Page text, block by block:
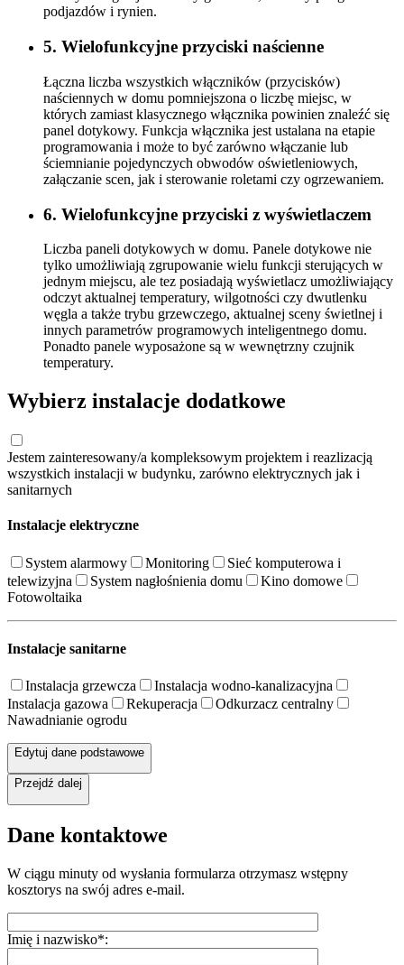
podjazdów i rynien.
5. Wielofunkcyjne przyciski naścienne
Łączna liczba wszystkich włączników (przycisków)
naściennych w domu pomniejszona o liczbę miejsc, w
których zamiast klasycznego włącznika powinien znaleźć się
panel dotykowy. Funkcja włącznika jest ustalana na etapie
programowania i może to być zarówno włączanie lub
ściemnianie pojedynczych obwodów oświetleniowych,
załączanie scen, jak i sterowanie roletami czy ogrzewaniem.
6. Wielofunkcyjne przyciski z wyświetlaczem
Liczba paneli dotykowych w domu. Panele dotykowe nie
tylko umożliwiają zgrupowanie wielu funkcji sterujących w
jednym miejscu, ale tez posiadają wyświetlacz umożliwiający
odczyt aktualnej temperatury, wilgotności czy dwutlenku
węgla a także trybu grzewczego, aktualnej sceny świetlnej i
innych parametrów programowych inteligentnego domu.
Ponadto panele wyposażone są w wewnętrzny czujnik
temperatury.
Wybierz instalacje dodatkowe
Jestem zainteresowany/a kompleksowym projektem i reazlizacją
wszystkich instalacji w budynku, zarówno elektrycznych jak i
sanitarnych
Instalacje elektryczne
System alarmowy Monitoring
Sieć komputerowa i
telewizyjna
System nagłośnienia domu
Kino domowe
Fotowoltaika
Instalacje sanitarne
Instalacja grzewcza
Instalacja wodno-kanalizacyjna
Instalacja gazowa
Rekuperacja
Odkurzacz centralny
Nawadnianie ogrodu
Edytuj dane podstawowe
Przejdź dalej
Dane kontaktowe
W ciągu minuty od wysłania formularza otrzymasz wstępny
kosztorys na swój adres e-mail.
Imię i nazwisko*: